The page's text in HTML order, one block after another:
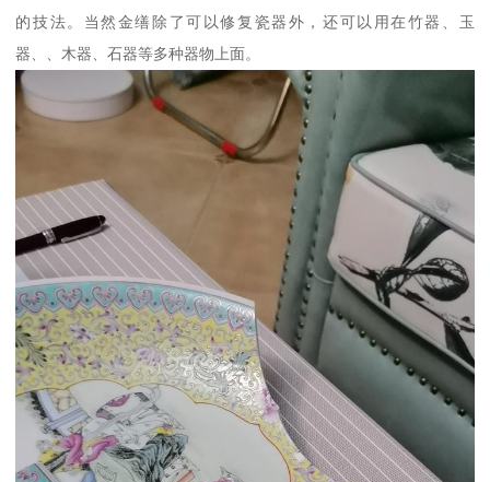
的技法。当然金缮除了可以修复瓷器外，还可以用在竹器、玉
器、、木器、石器等多种器物上面。